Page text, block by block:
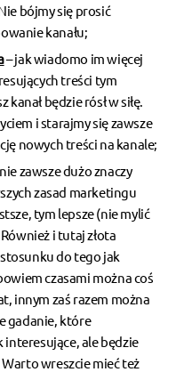
bójmy się prosić
kanału;
– jak wiadomo im więcej
treści tym
będzie rósł w siłę.
i starajmy się zawsze
nowych treści na kanale;
zawsze dużo znaczy
zasad marketingu
tym lepsze (nie mylić
i tutaj złota
do tego jak
czasami można coś
innym zaś razem można
gadanie, które
interesujące, ale będzie
wreszcie mieć też